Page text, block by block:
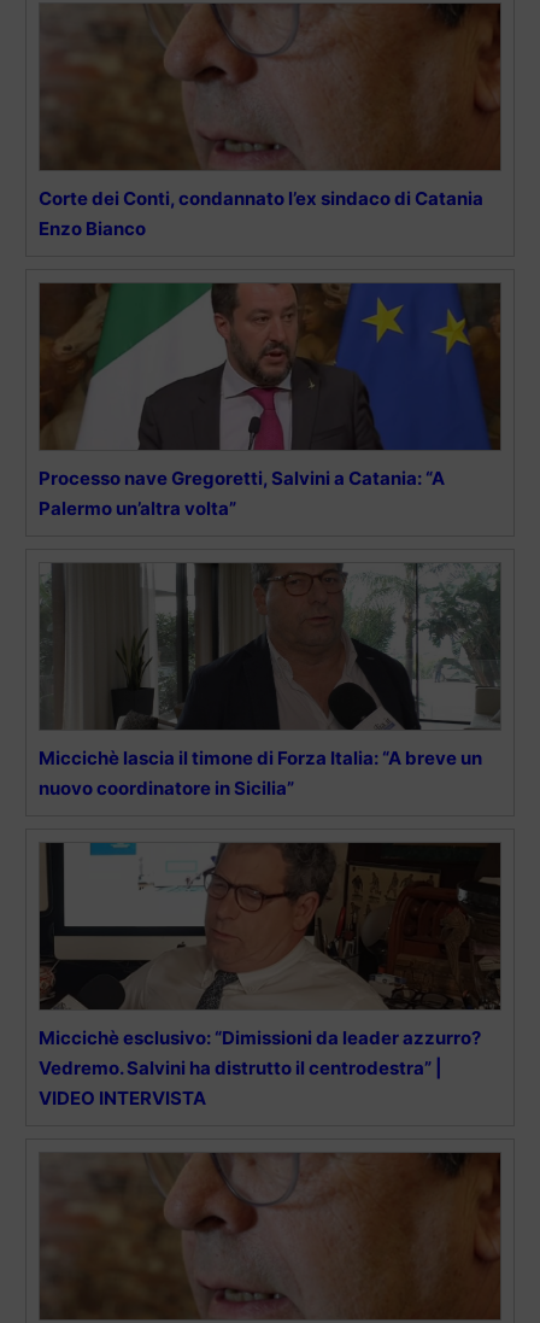
Corte dei Conti, condannato l’ex sindaco di Catania
Enzo Bianco
Processo nave Gregoretti, Salvini a Catania: “A
Palermo un’altra volta”
Miccichè lascia il timone di Forza Italia: “A breve un
nuovo coordinatore in Sicilia”
Miccichè esclusivo: “Dimissioni da leader azzurro?
Vedremo. Salvini ha distrutto il centrodestra” |
VIDEO INTERVISTA